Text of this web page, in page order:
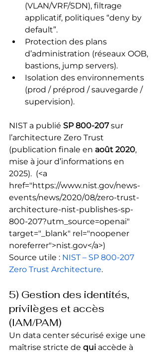
(VLAN/VRF/SDN), filtrage
applicatif, politiques “deny by
default”.
Protection des plans
d’administration (réseaux OOB,
bastions, jump servers).
Isolation des environnements
(prod / préprod / sauvegarde /
supervision).
NIST a publié SP 800-207 sur
l’architecture Zero Trust
(publication finale en août 2020,
mise à jour d’informations en
2025). (<a
href="https://www.nist.gov/news-
events/news/2020/08/zero-trust-
architecture-nist-publishes-sp-
800-207?utm_source=openai"
target="_blank" rel="noopener
noreferrer">nist.gov</a>)
Source utile : NIST – SP 800-207
Zero Trust Architecture.
5) Gestion des identités,
privilèges et accès
(IAM/PAM)
Un data center sécurisé exige une
maîtrise stricte de qui accède à